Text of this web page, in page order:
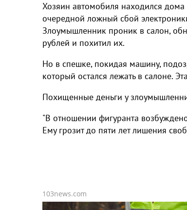
Хозяин автомобиля находился
очередной ложный сбой
Злоумышленник проник в салон,
рублей и похитил их.
Но в спешке, покидая машину,
который остался лежать в салоне.
Похищенные деньги у
"В отношении фигуранта
Ему грозит до пяти лет лишения
103news.com